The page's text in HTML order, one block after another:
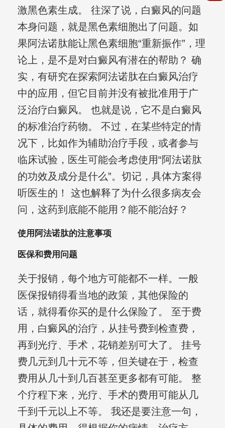
激黑色素生成。 往深了说，白癜风的问题
本身问题，就是黑色素细胞出了问题。如
果阿法诺肽能让黑色素细胞“重新振作”，理
论上，是不是对白癜风有潜在的帮助？ 确
实，有研究在探索阿法诺肽在白癜风治疗
中的应用，但它目前并没有被批准用于广
泛治疗白癜风。 也就是说，它不是白癜风
的标准治疗药物。 不过，在某些特定的情
况下，比如作为辅助治疗手段，或者参与
临床试验，医生可能会考虑使用“阿法诺肽
的功效及成分是什么”。切记，具体方案得
听医生的！ 这也解释了为什么很多病友会
问，这药到底能不能用？能不能治好？
使用阿法诺肽的注意事项
医保和费用问题
关于报销，每个地方可能都不一样。一般
医保报销得看当地的政策，其他保险的
话，就得看你买的是什么保险了。 至于费
用，白癜风的治疗，从挂号费到检查费，
再到光疗、手术，花销差别可大了。 挂号
费几元到几十元不等，但关键在于，检查
费用从几十到几百甚至更多都有可能。 整
个疗程下来，光疗、手术的费用可能从几
千到千元以上不等。 我还是要注意一句，